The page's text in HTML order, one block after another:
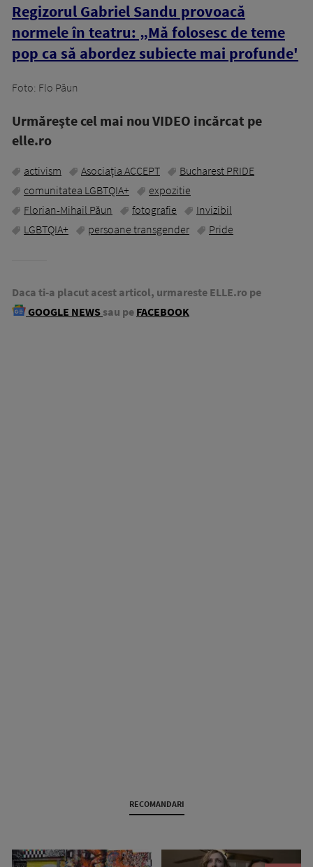
Regizorul Gabriel Sandu provoacă
normele în teatru: „Mă folosesc de teme
pop ca să abordez subiecte mai profunde'
Foto: Flo Păun
Urmăreşte cel mai nou VIDEO incărcat pe
elle.ro
activism Asociația ACCEPT
Bucharest PRIDE
comunitatea LGBTQIA+
expozitie
Florian-Mihail Păun
fotografie
Invizibil
LGBTQIA+
persoane transgender Pride
Daca ti-a placut acest articol, urmareste ELLE.ro pe
GOOGLE NEWS sau pe FACEBOOK
RECOMANDARI